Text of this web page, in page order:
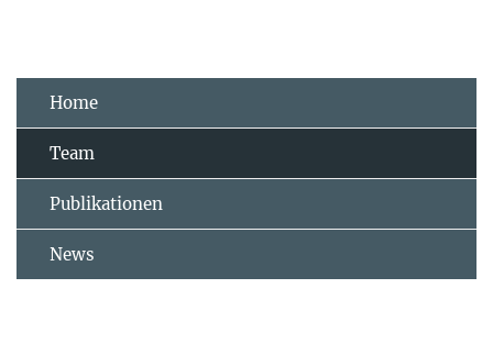
Home
Team
Publikationen
News